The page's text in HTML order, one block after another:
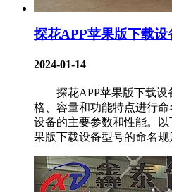
探花APP苹果版下载
2024-01-14
探花APP苹果版下载设
格、容量和功能特点进行命
设备的主要参数和性能。
果版下载设备型号的命名规